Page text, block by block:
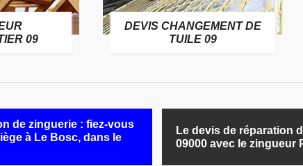
09
DEVIS CHANGEMENT DE
TUILE 09
de zinguerie : fiez-vous
à Le Bosc, dans le
Le devis de réparation
09000 avec le zingueur